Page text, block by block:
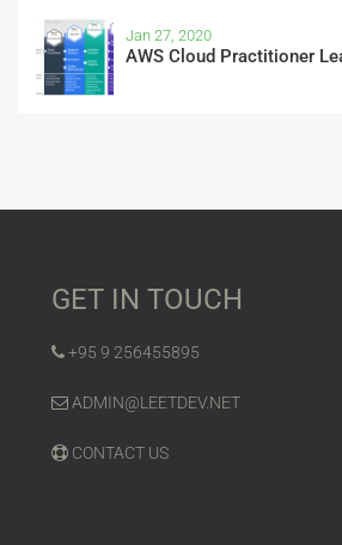
Jan 27, 2020
AWS Cloud Practitioner
GET IN TOUCH
+95 9 256455895
ADMIN@LEETDEV.NET
CONTACT US